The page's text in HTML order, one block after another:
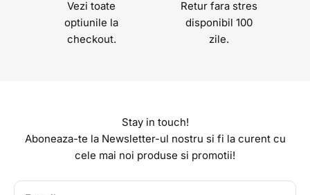
Vezi toate
optiunile la
checkout.
Retur fara stres
disponibil 100
zile.
Stay in touch!
Aboneaza-te la Newsletter-ul nostru si fi la curent cu
cele mai noi produse si promotii!